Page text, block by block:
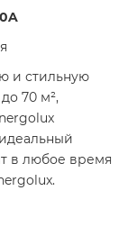
и стильную
70 м²,
в любое время